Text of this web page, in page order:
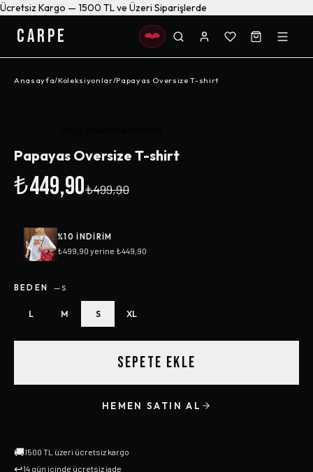
Ücretsiz Kargo — 1500 TL ve Üzeri Siparişlerde
CARPE
Anasayfa/Koleksiyonlar/Papayas Oversize T-shirt
Papayas Oversize T-shirt
₺449,90₺499,90
%10 INDIRIM
₺499,90 yerine ₺449,90
BEDEN —S
L M S XL
SEPETE EKLE
HEMEN SATIN AL
🚚1500 TL üzeri ücretsiz kargo
↩14 gün içinde ücretsiz iade